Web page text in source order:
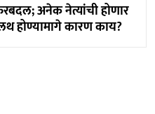
अनेक नेत्यांची होणार
होण्यामागे कारण काय?